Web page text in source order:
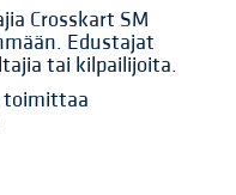
Crosskart SM
Edustajat
tai kilpailijoita.
toimittaa